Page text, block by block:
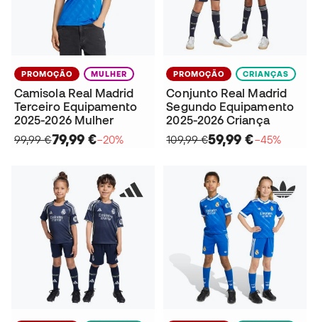
PROMOÇÃO MULHER
Camisola Real Madrid
Terceiro Equipamento
2025-2026 Mulher
99,99 €79,99 €−20%
PROMOÇÃO CRIANÇAS
Conjunto Real Madrid
Segundo Equipamento
2025-2026 Criança
109,99 €59,99 €−45%